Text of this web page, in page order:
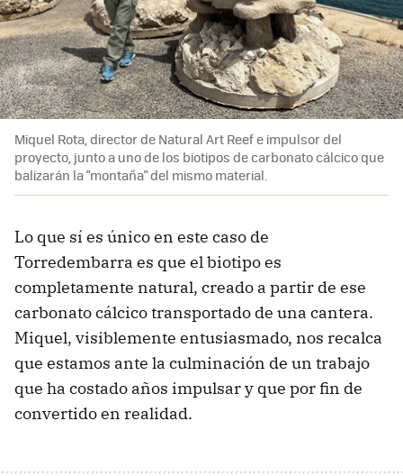
Miquel Rota, director de Natural Art Reef e impulsor del
proyecto, junto a uno de los biotipos de carbonato cálcico que
balizarán la "montaña" del mismo material.
Lo que sí es único en este caso de
Torredembarra es que el biotipo es
completamente natural, creado a partir de ese
carbonato cálcico transportado de una cantera.
Miquel, visiblemente entusiasmado, nos recalca
que estamos ante la culminación de un trabajo
que ha costado años impulsar y que por fin de
convertido en realidad.